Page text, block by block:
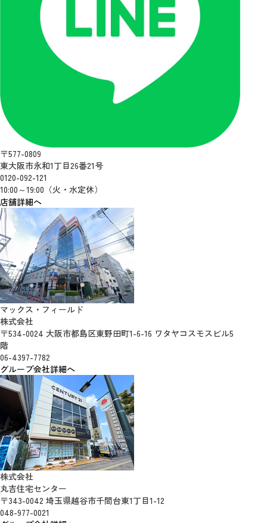
〒577-0809
東大阪市永和1丁目26番21号
0120-092-121
10:00～19:00（火・水定休）
店舗詳細へ
マックス・フィールド
株式会社
〒534-0024 大阪市都島区東野田町1-6-16 ワタヤコスモスビル5
階
06-4397-7782
グループ会社詳細へ
株式会社
丸吉住宅センター
〒343-0042 埼玉県越谷市千間台東1丁目1-12
048-977-0021